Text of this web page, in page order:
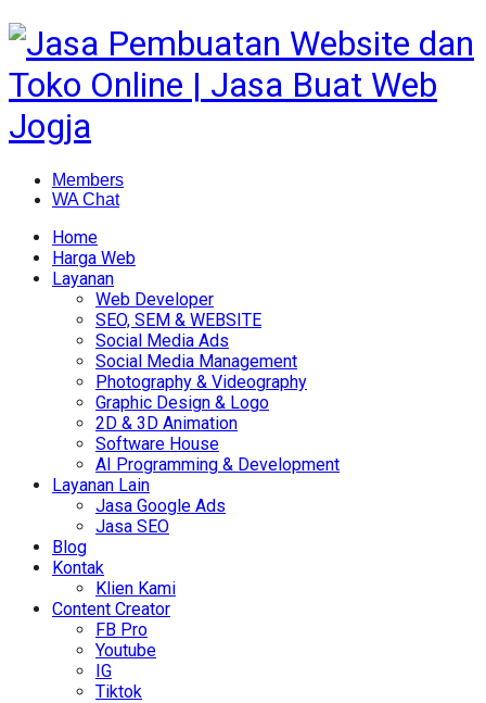
Members
WA Chat
Home
Harga Web
Layanan
Web Developer
SEO, SEM & WEBSITE
Social Media Ads
Social Media Management
Photography & Videography
Graphic Design & Logo
2D & 3D Animation
Software House
AI Programming & Development
Layanan Lain
Jasa Google Ads
Jasa SEO
Blog
Kontak
Klien Kami
Content Creator
FB Pro
Youtube
IG
Tiktok